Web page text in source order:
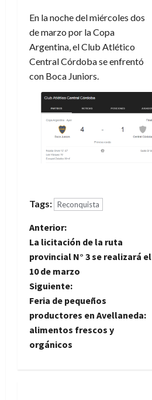
En la noche del miércoles dos
de marzo por la Copa
Argentina, el Club Atlético
Central Córdoba se enfrentó
con Boca Juniors.
Tags: Reconquista
N
a
v
e
g
a
Anterior:
La licitación de la ruta
provincial N° 3 se realizará el
10 de marzo
Siguiente:
Feria de pequeños
productores en Avellaneda:
alimentos frescos y
orgánicos